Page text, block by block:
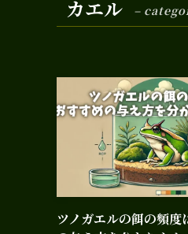
カエル –
ツノガエルの餌の頻度